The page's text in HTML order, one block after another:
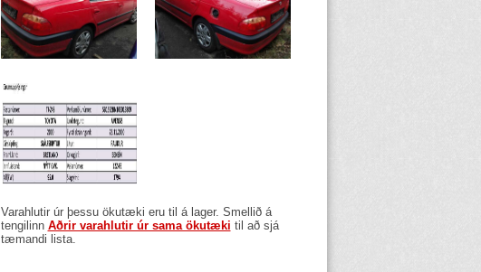
Varahlutir úr þessu ökutæki eru til á lager. Smellið á
tengilinn Aðrir varahlutir úr sama ökutæki til að sjá
tæmandi lista.